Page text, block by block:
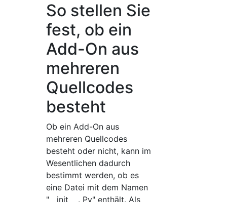
So stellen Sie
fest, ob ein
Add-On aus
mehreren
Quellcodes
besteht
Ob ein Add-On aus
mehreren Quellcodes
besteht oder nicht, kann im
Wesentlichen dadurch
bestimmt werden, ob es
eine Datei mit dem Namen
"__init __. Py" enthält. Als